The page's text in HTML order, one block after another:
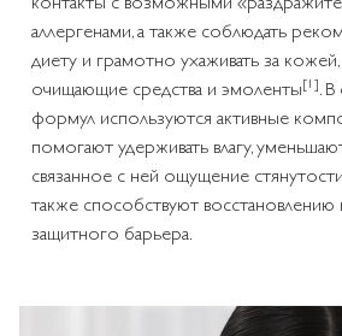
аллергенами, а также соблюдать
диету и грамотно ухаживать за
очищающие средства и эмоленты[1]. В
формул используются активные
помогают удерживать влагу,
связанное с ней ощущение
также способствуют восстановлению
защитного барьера.